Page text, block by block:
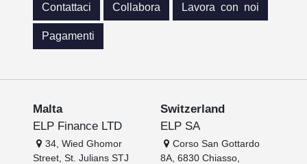
Contattaci Collabora Lavora con noi
Pagamenti
Malta
ELP Finance LTD
34, Wied Ghomor
Street, St. Julians STJ
Switzerland
ELP SA
Corso San Gottardo
8A, 6830 Chiasso,